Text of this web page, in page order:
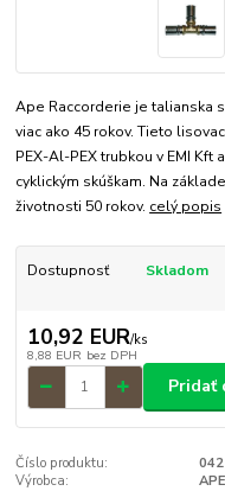
Ape Raccorderie je talianska
viac ako 45 rokov. Tieto
PEX-Al-PEX trubkou v EMI
cyklickým skúškam. Na
životnosti 50 rokov. celý popis
Dostupnosť Skladom
10,92 EUR/ks
8,88 EUR bez DPH
Pridať
Číslo produktu:
042
Výrobca: